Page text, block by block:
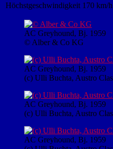
Höchstgeschwindigkeit 170 km/h
AC Greyhound, Bj. 1959
© Alber & Co KG
AC Greyhound, Bj. 1959
(c) Ulli Buchta, Austro
AC Greyhound, Bj. 1959
(c) Ulli Buchta, Austro
AC Greyhound, Bj. 1959